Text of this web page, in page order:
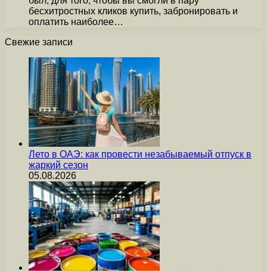
бесхитростных кликов купить, забронировать и
оплатить наиболее…
Свежие записи
Лето в ОАЭ: как провести незабываемый отпуск в
жаркий сезон
05.08.2026